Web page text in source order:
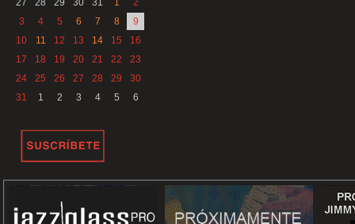
27
28 29 30 31 1
2
3
4 5 6 7 8
9
10
11 12 13 14 15
16
17
18 19 20 21 22
23
24
25 26 27 28 29
30
31
1 2 3 4 5 6